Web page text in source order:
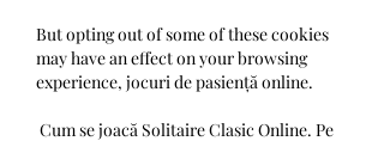
But opting out of some of these cookies
may have an effect on your browsing
experience, jocuri de pasiență online.